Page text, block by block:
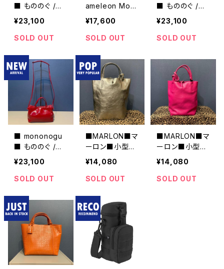
■ もののぐ /ダ
イアゴナルパテ
ントミニトート・
RED・DG4-PT
¥23,100
SOLD OUT
ameleon Mobi
le Shoulder/C
M3-HT■携帯
ケースポーチ
¥17,600
SOLD OUT
■ もののぐ /パ
オパテントミニシ
ョルダー・D/GRE
EN・PO3-PT■
N
¥23,100
SOLD OUT
■ mononogu
■ もののぐ /パ
オパテントミニシ
ョルダー・RED・
PO3-PT■MAD
¥23,100
SOLD OUT
■MARLON■マ
ーロン■小型2
WAYトートBAG
■シルバー
¥14,080
SOLD OUT
■MARLON■マ
ーロン■小型2
WAYトートBAG
■フューシャピ
ンク
¥14,080
SOLD OUT